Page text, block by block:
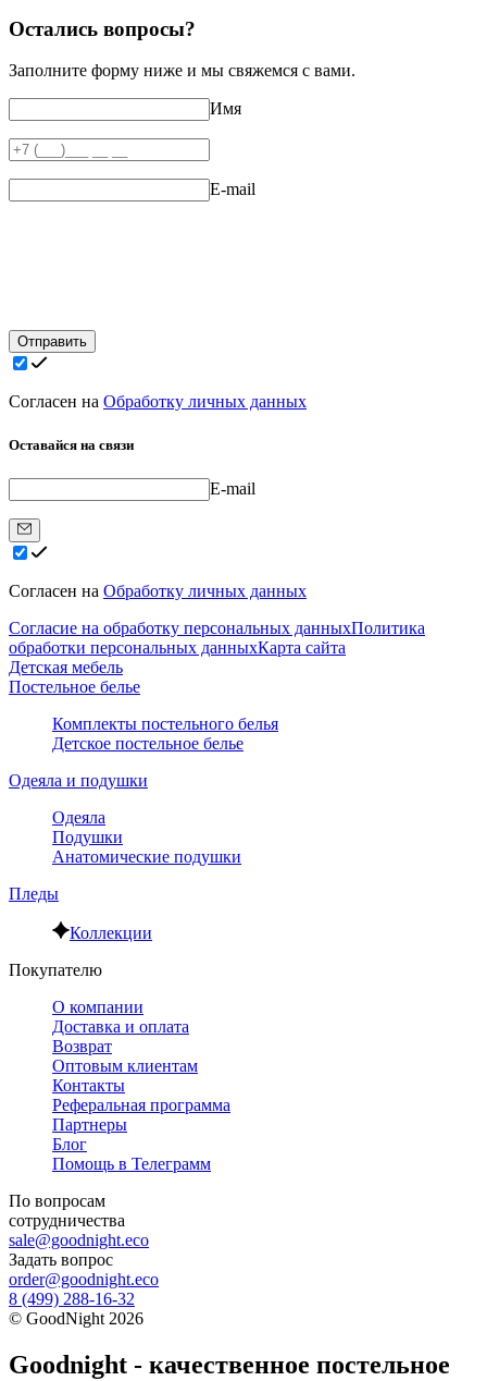
Остались вопросы?
Заполните форму ниже и мы свяжемся с вами.
Имя
E-mail
Отправить
Согласен на Обработку личных данных
Оставайся на связи
E-mail
Согласен на Обработку личных данных
Согласие на обработку персональных данныхПолитика
обработки персональных данныхКарта сайта
Детская мебель
Постельное белье
Комплекты постельного белья
Детское постельное белье
Одеяла и подушки
Одеяла
Подушки
Анатомические подушки
Пледы
Коллекции
Покупателю
О компании
Доставка и оплата
Возврат
Оптовым клиентам
Контакты
Реферальная программа
Партнеры
Блог
Помощь в Телеграмм
По вопросам
сотрудничества
sale@goodnight.eco
Задать вопрос
order@goodnight.eco
8 (499) 288-16-32
© GoodNight 2026
Goodnight - качественное постельное